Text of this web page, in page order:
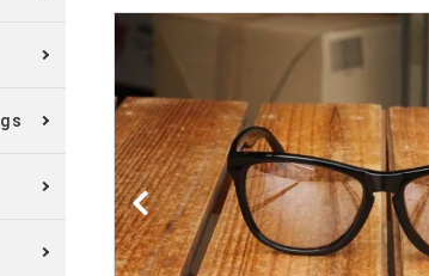
OtherBags
Cooking Gear
Sleeping Gear
Tent ＆ Shelter
Camping Gear
Field Gear
Climb ＆ Alpine
Gear
Books＆Others